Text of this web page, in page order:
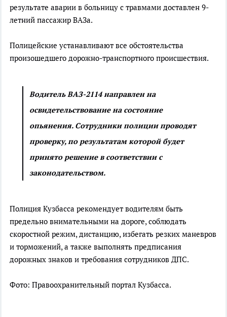
результате аварии в больницу с травмами доставлен 9-
летний пассажир ВАЗа.
Полицейские устанавливают все обстоятельства
произошедшего дорожно-транспортного происшествия.
Водитель ВАЗ-2114 направлен на
освидетельствование на состояние
опьянения. Сотрудники полиции проводят
проверку, по результатам которой будет
принято решение в соответствии с
законодательством.
Полиция Кузбасса рекомендует водителям быть
предельно внимательными на дороге, соблюдать
скоростной режим, дистанцию, избегать резких маневров
и торможений, а также выполнять предписания
дорожных знаков и требования сотрудников ДПС.
Фото: Правоохранительный портал Кузбасса.